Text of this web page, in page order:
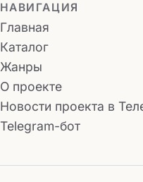
НАВИГАЦИЯ
Главная
Каталог
Жанры
О проекте
Новости проекта в
Telegram-бот